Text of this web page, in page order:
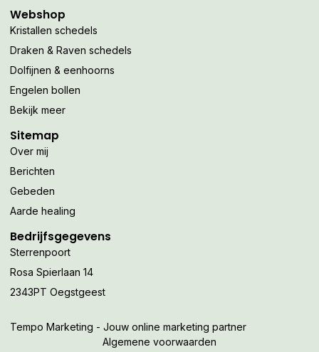
Webshop
Kristallen schedels
Draken & Raven schedels
Dolfijnen & eenhoorns
Engelen bollen
Bekijk meer
Sitemap
Over mij
Berichten
Gebeden
Aarde healing
Bedrijfsgegevens
Sterrenpoort
Rosa Spierlaan 14
2343PT Oegstgeest
Tempo Marketing - Jouw online marketing partner
Algemene voorwaarden